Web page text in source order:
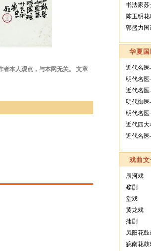
者本人观点，与本网无关。 文章
书法家苏
陈玉明
郭盛力国
华夏国
近代名
明代名
近代名
明代御
明代名
近代四
近代名
戏曲
辰河戏
婺剧
堂戏
黄龙戏
蒲剧
凤阳花鼓
皖南花鼓